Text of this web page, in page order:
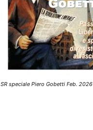
SR speciale Piero Gobetti Feb. 2026